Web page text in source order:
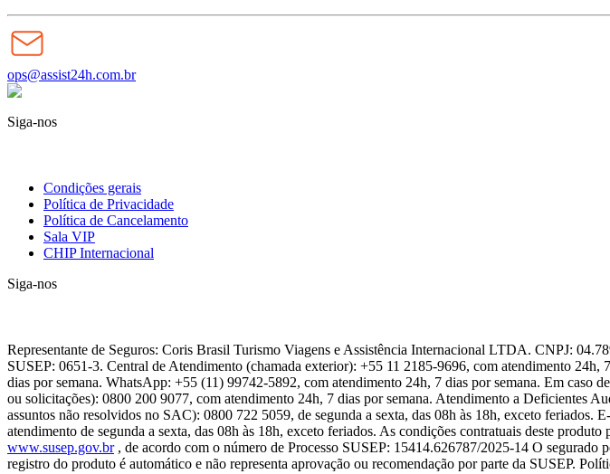
ops@assist24h.com.br
Siga-nos
Condições gerais
Política de Privacidade
Política de Cancelamento
Sala VIP
CHIP Internacional
Siga-nos
Representante de Seguros: Coris Brasil Turismo Viagens e Assistência Internacional LTDA. CNPJ:
SUSEP: 0651-3. Central de Atendimento (chamada exterior): +55 11 2185-9696, com atendimento
dias por semana. WhatsApp: +55 (11) 99742-5892, com atendimento 24h, 7 dias por semana. Em caso
ou solicitações): 0800 200 9077, com atendimento 24h, 7 dias por semana. Atendimento a Deficientes
assuntos não resolvidos no SAC): 0800 722 5059, de segunda a sexta, das 08h às 18h, exceto feriados.
atendimento de segunda a sexta, das 08h às 18h, exceto feriados. As condições contratuais deste
www.susep.gov.br , de acordo com o número de Processo SUSEP: 15414.626787/2025-14 O segurado
registro do produto é automático e não representa aprovação ou recomendação por parte da SUSEP.